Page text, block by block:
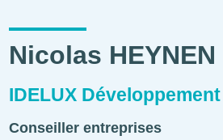
Nicolas HEYNEN
IDELUX Développement
Conseiller entreprises